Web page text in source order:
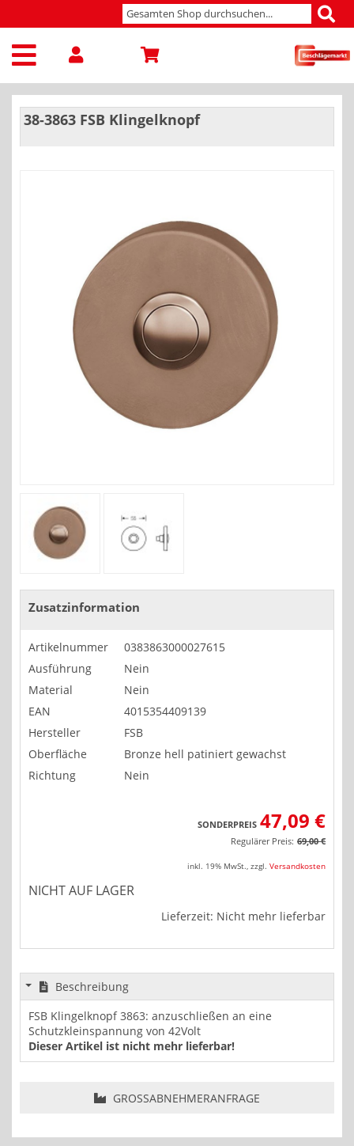
38-3863 FSB Klingelknopf
Zusatzinformation
Artikelnummer
0383863000027615
Ausführung
Nein
Material
Nein
EAN
4015354409139
Hersteller
FSB
Oberfläche
Bronze hell patiniert gewachst
Richtung
Nein
SONDERPREIS 47,09 €
Regulärer Preis: 69,00 €
inkl. 19% MwSt. zzgl. Versandkosten
NICHT AUF LAGER
Lieferzeit: Nicht mehr lieferbar
Beschreibung
FSB Klingelknopf 3863: anzuschließen an eine
Schutzkleinspannung von 42Volt
Dieser Artikel ist nicht mehr lieferbar!
GROSSABNEHMERANFRAGE